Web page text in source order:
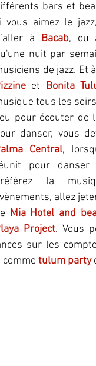
bars et
vous aimez le
à Bacab, ou
nuit par
de jazz. Et à
et Bonita
tous les
pour écouter de
Central,
pour
la
allez
Mia Hotel and
Project. Vous
sur les
tulum party